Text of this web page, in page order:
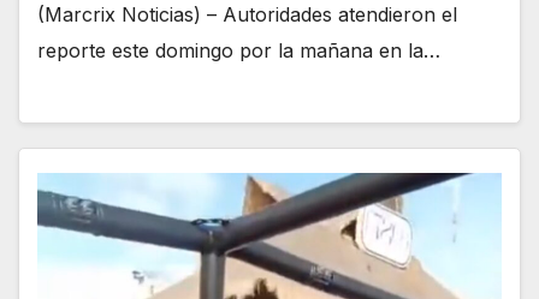
(Marcrix Noticias) – Autoridades atendieron el
reporte este domingo por la mañana en la…